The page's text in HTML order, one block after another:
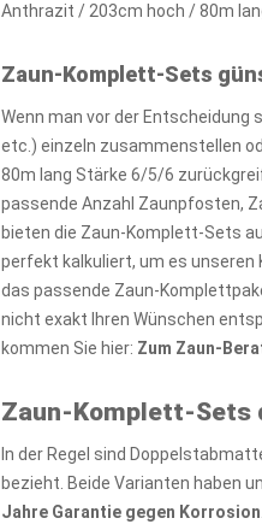
Anthrazit / 203cm hoch / 80m
Zaun-Komplett-Sets
Wenn man vor der
etc.) einzeln zusammenstellen
80m lang Stärke 6/5/6
passende Anzahl Zaunpfosten,
bieten die Zaun-Komplett-Sets
perfekt kalkuliert, um es unseren
das passende Zaun-
nicht exakt Ihren Wünschen
kommen Sie hier: Zum Zaun-
Zaun-Komplett-Sets
In der Regel sind
bezieht. Beide Varianten haben
Jahre Garantie gegen Korrosion